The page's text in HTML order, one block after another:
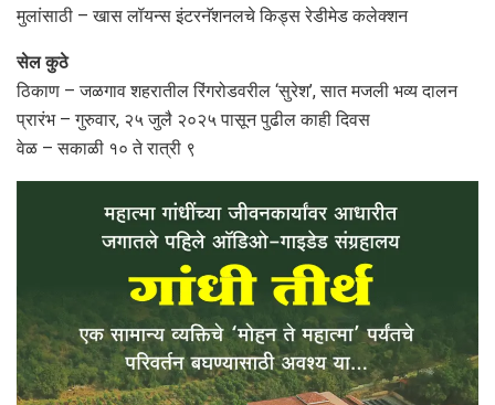
मुलांसाठी – खास लॉयन्स इंटरनॅशनलचे किड्स रेडीमेड कलेक्शन
सेल कुठे
ठिकाण – जळगाव शहरातील रिंगरोडवरील ‘सुरेश’, सात मजली भव्य दालन
प्रारंभ – गुरुवार, २५ जुलै २०२५ पासून पुढील काही दिवस
वेळ – सकाळी १० ते रात्री ९